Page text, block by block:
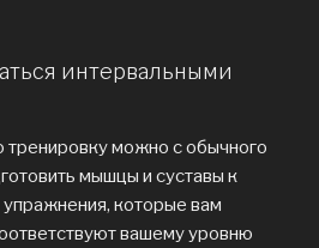
интервальными
тренировку можно с обычного
мышцы и суставы к
которые вам
вашему уровню